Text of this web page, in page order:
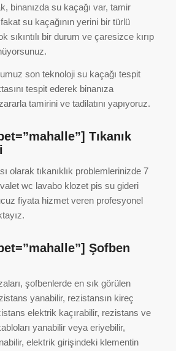
binanızda su kaçağı var, tamir
su kaçağının yerini bir türlü
sıkıntılı bir durum ve çaresizce kırıp
son teknoloji su kaçağı tespit
tespit ederek binanıza
tamirini ve tadilatını yapıyoruz.
Tıkanık
olarak tıkanıklık problemlerinizde 7
wc lavabo klozet pis su gideri
fiyata hizmet veren profesyonel
Şofben
şofbenlerde en sık görülen
yanabilir, rezistansın kireç
elektrik kaçırabilir, rezistans ve
yanabilir veya eriyebilir,
elektrik girişindeki klementin